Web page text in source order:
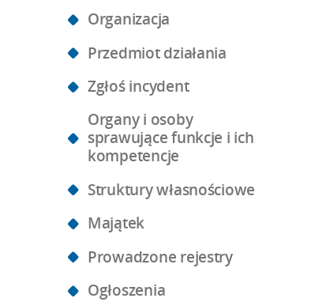
Organizacja
Przedmiot działania
Zgłoś incydent
Organy i osoby
sprawujące funkcje i ich
kompetencje
Struktury własnościowe
Majątek
Prowadzone rejestry
Ogłoszenia